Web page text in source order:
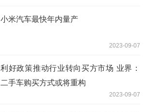
小米汽车最快年内量产
2023-09-07
利好政策推动行业转向买方市场 业界：
二手车购买方式或将重构
2023-09-07